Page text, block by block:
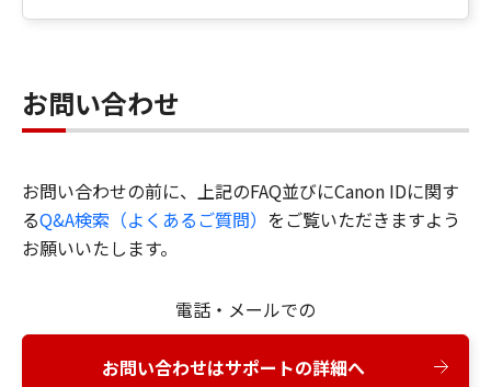
お問い合わせ
お問い合わせの前に、上記のFAQ並びにCanon IDに関す
るQ&A検索（よくあるご質問） をご覧いただきますよう
お願いいたします。
電話・メールでの
お問い合わせはサポートの詳細へ